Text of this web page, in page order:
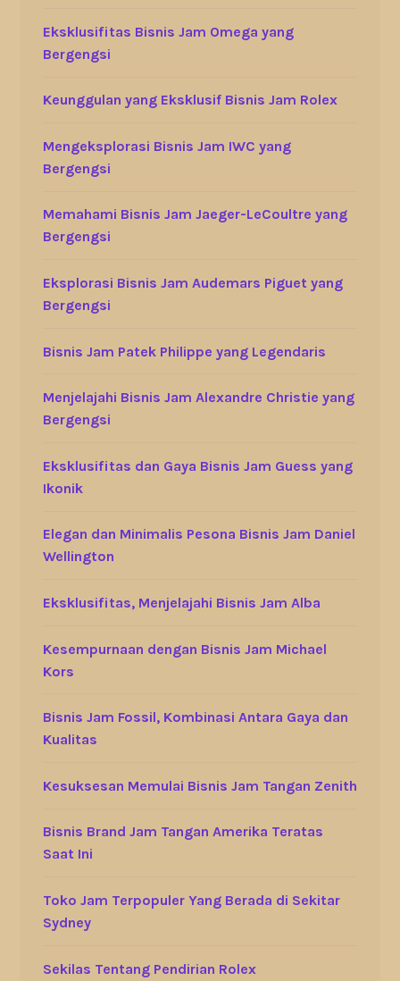
Eksklusifitas Bisnis Jam Omega yang
Bergengsi
Keunggulan yang Eksklusif Bisnis Jam Rolex
Mengeksplorasi Bisnis Jam IWC yang
Bergengsi
Memahami Bisnis Jam Jaeger-LeCoultre yang
Bergengsi
Eksplorasi Bisnis Jam Audemars Piguet yang
Bergengsi
Bisnis Jam Patek Philippe yang Legendaris
Menjelajahi Bisnis Jam Alexandre Christie yang
Bergengsi
Eksklusifitas dan Gaya Bisnis Jam Guess yang
Ikonik
Elegan dan Minimalis Pesona Bisnis Jam Daniel
Wellington
Eksklusifitas, Menjelajahi Bisnis Jam Alba
Kesempurnaan dengan Bisnis Jam Michael
Kors
Bisnis Jam Fossil, Kombinasi Antara Gaya dan
Kualitas
Kesuksesan Memulai Bisnis Jam Tangan Zenith
Bisnis Brand Jam Tangan Amerika Teratas
Saat Ini
Toko Jam Terpopuler Yang Berada di Sekitar
Sydney
Sekilas Tentang Pendirian Rolex